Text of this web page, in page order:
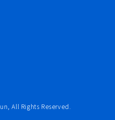
All Rights Reserved.